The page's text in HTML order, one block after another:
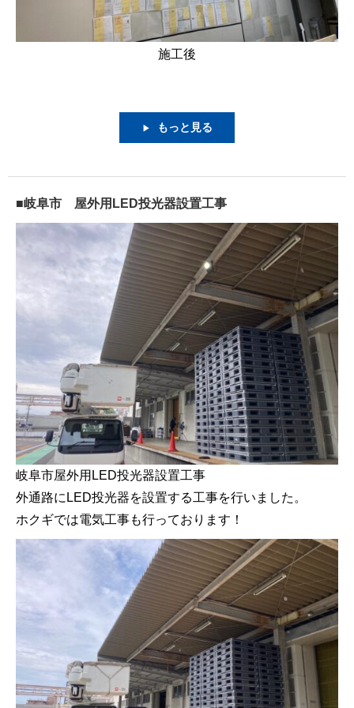
施工後
▶ もっと見る
■岐阜市 屋外用LED投光器設置工事
岐阜市屋外用LED投光器設置工事
外通路にLED投光器を設置する工事を行いました。
ホクギでは電気工事も行っております！